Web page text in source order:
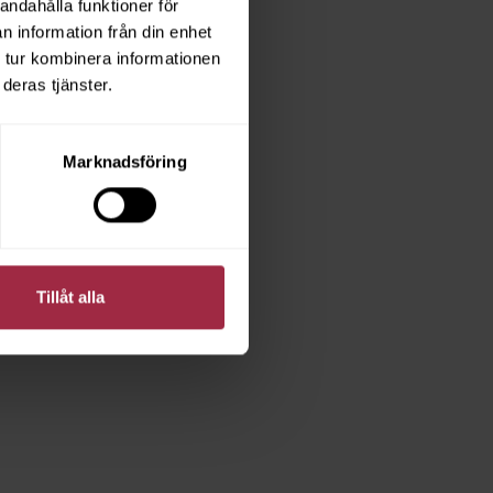
funktioner för
information från din enhet
kombinera informationen
tjänster.
Marknadsföring
Tillåt alla